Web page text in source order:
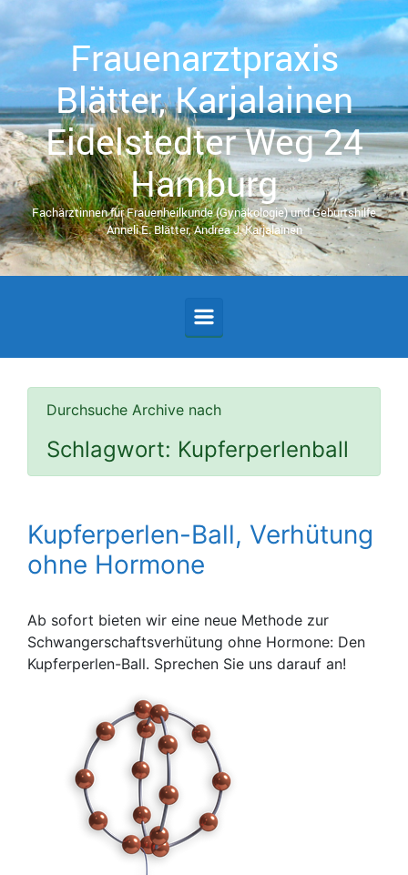
Zum Hauptinhalt springen
Frauenarztpraxis
Blätter, Karjalainen
Eidelstedter Weg 24
Hamburg
Fachärztinnen für Frauenheilkunde (Gynäkologie) und Geburtshilfe
Anneli E. Blätter, Andrea J. Karjalainen
Durchsuche Archive nach
Schlagwort: Kupferperlenball
Kupferperlen-Ball, Verhütung
ohne Hormone
Ab sofort bieten wir eine neue Methode zur
Schwangerschaftsverhütung ohne Hormone: Den
Kupferperlen-Ball. Sprechen Sie uns darauf an!